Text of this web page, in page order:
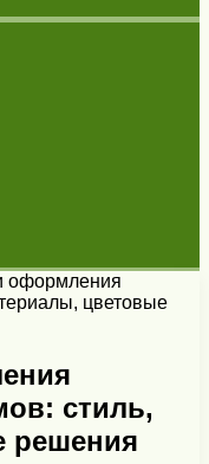
оформления
цветовые
стиль,
решения